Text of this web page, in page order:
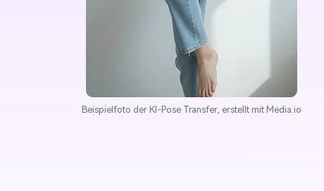
Beispielfoto der KI-Pose Transfer, erstellt mit Media.io